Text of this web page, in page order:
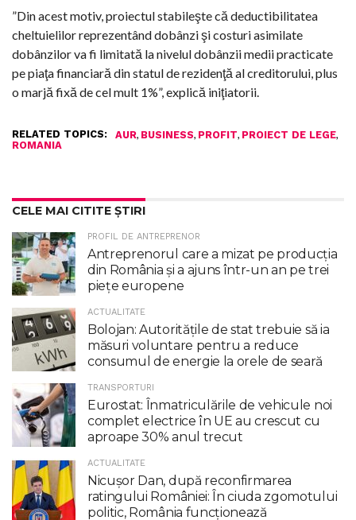
”Din acest motiv, proiectul stabileşte că deductibilitatea
cheltuielilor reprezentând dobânzi şi costuri asimilate
dobânzilor va fi limitată la nivelul dobânzii medii practicate
pe piaţa financiară din statul de rezidenţă al creditorului, plus
o marjă fixă de cel mult 1%”, explică iniţiatorii.
RELATED TOPICS: AUR, BUSINESS, PROFIT, PROIECT DE LEGE,
ROMANIA
CELE MAI CITITE ȘTIRI
PROFIL DE ANTREPRENOR
Antreprenorul care a mizat pe producția
din România și a ajuns într-un an pe trei
piețe europene
ACTUALITATE
Bolojan: Autoritățile de stat trebuie să ia
măsuri voluntare pentru a reduce
consumul de energie la orele de seară
TRANSPORTURI
Eurostat: Înmatriculările de vehicule noi
complet electrice în UE au crescut cu
aproape 30% anul trecut
ACTUALITATE
Nicuşor Dan, după reconfirmarea
ratingului României: În ciuda zgomotului
politic, România funcţionează